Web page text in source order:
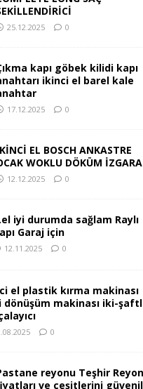
25.12.2025 0
kapı göbek kilidi kapı
ikinci el barel kale
17.12.2025 0
EL BOSCH ANKASTRE
WOKLU DÖKÜM İZGARA
12.12.2025 0
iyi durumda sağlam Raylı
Garaj için
12.11.2025 0
el plastik kırma makinası
dönüşüm makinası iki-
0
reyonu Teşhir
ve çeşitlerini